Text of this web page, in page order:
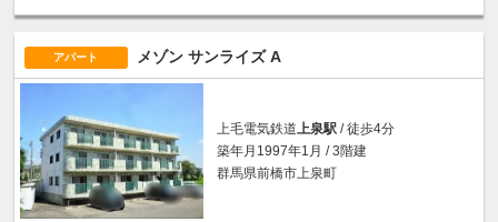
アパート メゾン サンライズ A
上毛電気鉄道上泉駅 / 徒歩4分
築年月1997年1月 / 3階建
群馬県前橋市上泉町